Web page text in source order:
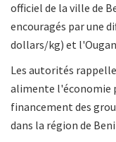
officiel de la ville de
encouragés par une
dollars/kg) et
Les autorités
alimente l'économie
financement des
dans la région de